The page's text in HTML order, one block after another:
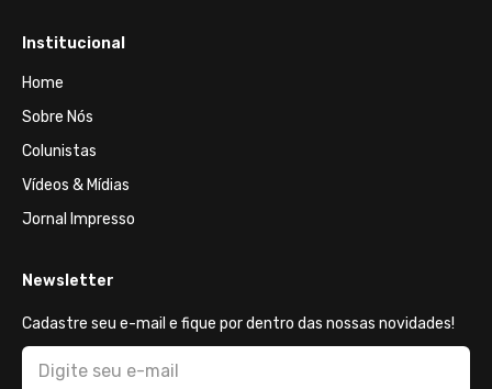
Institucional
Home
Sobre Nós
Colunistas
Vídeos & Mídias
Jornal Impresso
Newsletter
Cadastre seu e-mail e fique por dentro das nossas novidades!